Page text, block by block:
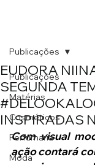
Publicações
Matérias
Cosméticos
Perfumaria
Moda
Publicações
EUDORA
SEGUNDA
INSPIRADAS
Com visual
ação contará